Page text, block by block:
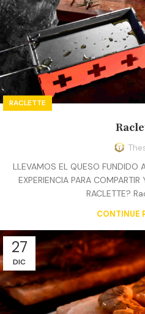
RACLETTE
LLEVAMOS EL QUESO FUNDIDO
EXPERIENCIA PARA
RACLETTE?
CONTINUE
27
DIC